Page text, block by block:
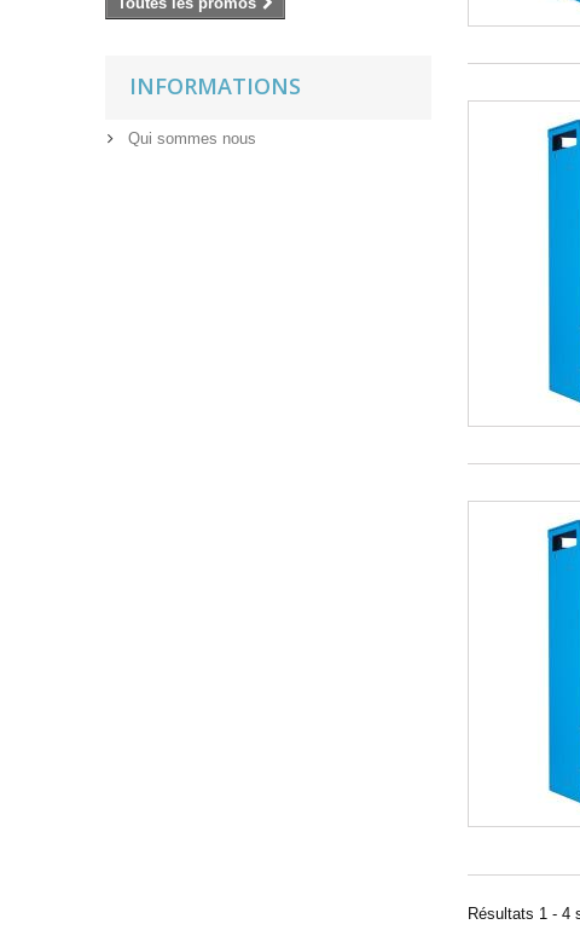
INFORMATIONS
Qui sommes nous
Résultats 1 - 4